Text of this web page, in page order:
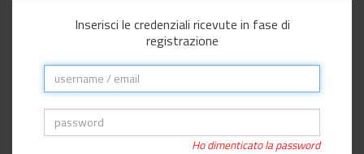
Inserisci le credenziali ricevute in fase di
registrazione
Ho dimenticato la password